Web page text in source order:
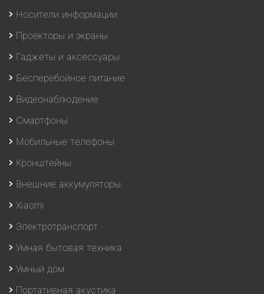
Носители информации
Проекторы и экраны
Гаджеты и аксессуары
Бесперебойное питание
Видеонаблюдение
Смартфоны
Мобильные телефоны
Кронштейны
Внешние аккумуляторы
Xiaomi
Электротранспорт
Умная бытовая техника
Умный дом
Портативная акустика